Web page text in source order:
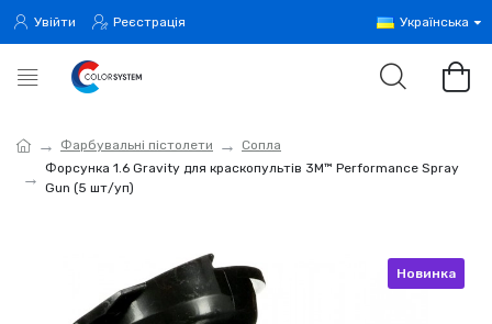
Увійти Реєстрація Українська
Фарбувальні пістолети
Сопла
Форсунка 1.6 Gravity для краскопультів 3M™ Performance Spray
Gun (5 шт/уп)
Новинка